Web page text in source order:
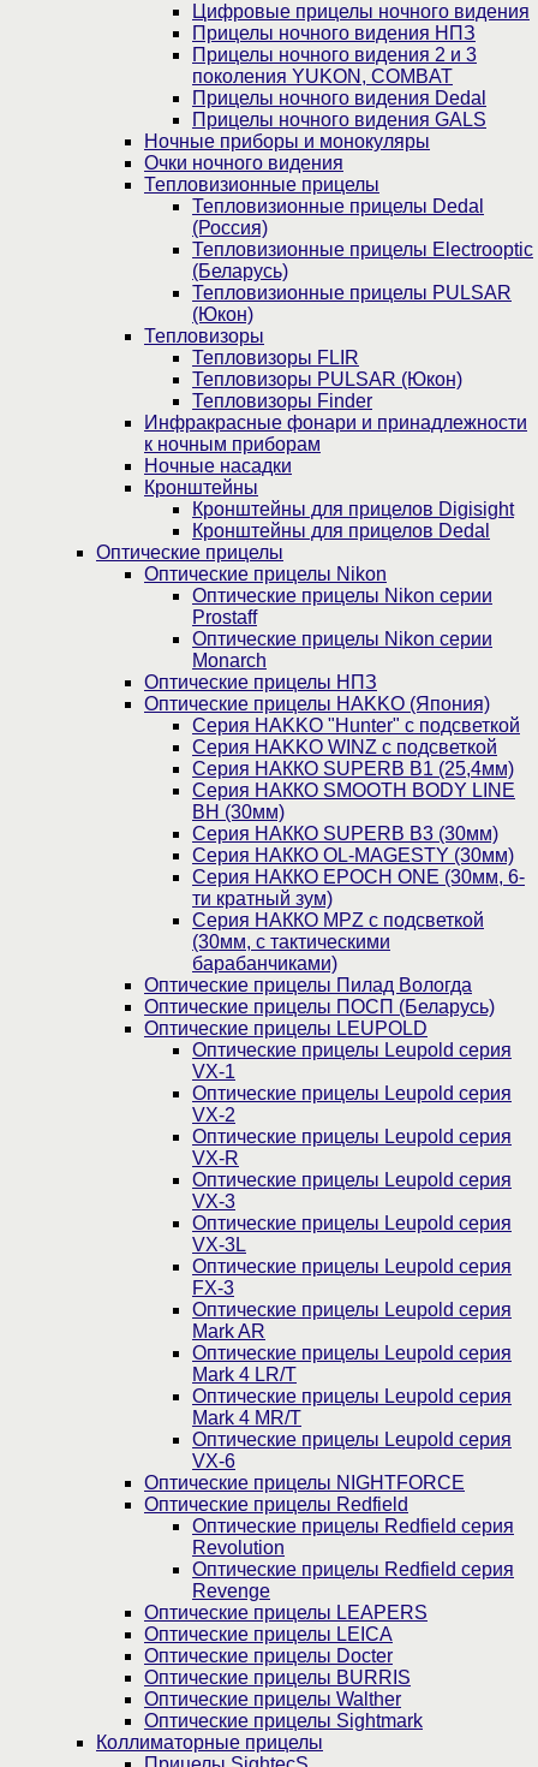
Цифровые прицелы ночного видения
Прицелы ночного видения НПЗ
Прицелы ночного видения 2 и 3
поколения YUKON, COMBAT
Прицелы ночного видения Dedal
Прицелы ночного видения GALS
Ночные приборы и монокуляры
Очки ночного видения
Тепловизионные прицелы
Тепловизионные прицелы Dedal
(Россия)
Тепловизионные прицелы Electrooptic
(Беларусь)
Тепловизионные прицелы PULSAR
(Юкон)
Тепловизоры
Тепловизоры FLIR
Тепловизоры PULSAR (Юкон)
Тепловизоры Finder
Инфракрасные фонари и принадлежности
к ночным приборам
Ночные насадки
Кронштейны
Кронштейны для прицелов Digisight
Кронштейны для прицелов Dedal
Оптические прицелы
Оптические прицелы Nikon
Оптические прицелы Nikon серии
Prostaff
Оптические прицелы Nikon серии
Monarch
Оптические прицелы НПЗ
Оптические прицелы HAKKO (Япония)
Cерия HAKKO "Hunter" с подсветкой
Серия НAKKO WINZ с подсветкой
Серия НАККО SUPERB B1 (25,4мм)
Серия НАККО SMOOTH BODY LINE
BH (30мм)
Серия НАККО SUPERB B3 (30мм)
Серия НАККО OL-MAGESTY (30мм)
Серия НАККО EPOCH ONE (30мм, 6-
ти кратный зум)
Серия НАККО MPZ с подсветкой
(30мм, c тактическими
барабанчиками)
Оптические прицелы Пилад Вологда
Оптические прицелы ПОСП (Беларусь)
Оптические прицелы LEUPOLD
Оптические прицелы Leupold серия
VX-1
Оптические прицелы Leupold серия
VX-2
Оптические прицелы Leupold серия
VX-R
Оптические прицелы Leupold серия
VX-3
Оптические прицелы Leupold серия
VX-3L
Оптические прицелы Leupold серия
FX-3
Оптические прицелы Leupold серия
Mark AR
Оптические прицелы Leupold серия
Mark 4 LR/T
Оптические прицелы Leupold серия
Mark 4 MR/T
Оптические прицелы Leupold серия
VX-6
Оптические прицелы NIGHTFORCE
Оптические прицелы Redfield
Оптические прицелы Redfield серия
Revolution
Оптические прицелы Redfield серия
Revenge
Оптические прицелы LEAPERS
Оптические прицелы LEICA
Оптические прицелы Docter
Оптические прицелы BURRIS
Оптические прицелы Walther
Оптические прицелы Sightmark
Коллиматорные прицелы